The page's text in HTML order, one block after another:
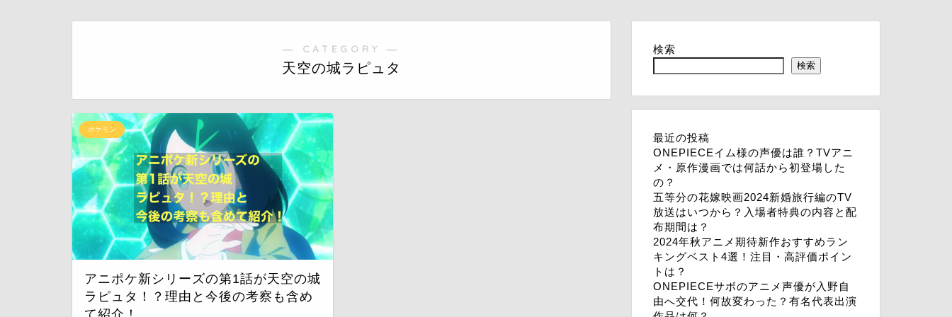
― CATEGORY ―
天空の城ラピュタ
ポケモン
アニポケ新シリーズの第1話が天空の城
ラピュタ！？理由と今後の考察も含め
検索
検索
最近の投稿
ONEPIECEイム様の声優は誰？TVアニ
メ・原作漫画では何話から初登場した
の？
五等分の花嫁映画2024新婚旅行編のTV
放送はいつから？入場者特典の内容と配
布期間は？
2024年秋アニメ期待新作おすすめラン
キングベスト4選！注目・高評価ポイン
トは？
ONEPIECEサボのアニメ声優が入野自
由へ交代！何故変わった？有名代表出演